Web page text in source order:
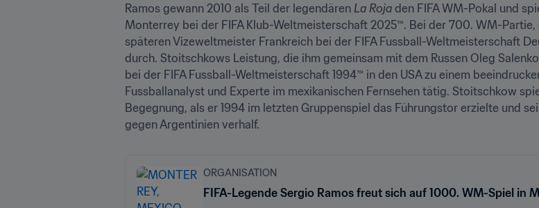
Ramos gewann 2010 als Teil der legendären La Roja den FIFA WM-Pokal und
Monterrey bei der FIFA Klub-Weltmeisterschaft 2025™. Bei der 700. WM-
späteren Vizeweltmeister Frankreich bei der FIFA Fussball-Weltmeisterschaft
durch. Stoitschkows Leistung, die ihm gemeinsam mit dem Russen Oleg
bei der FIFA Fussball-Weltmeisterschaft 1994™ in den USA zu einem
Fussballanalyst und Experte im mexikanischen Fernsehen tätig. Stoitschkow
Begegnung, als er 1994 im letzten Gruppenspiel das Führungstor erzielte und
gegen Argentinien verhalf.
ORGANISATION
FIFA-Legende Sergio Ramos freut sich auf 1000. WM-Spiel in